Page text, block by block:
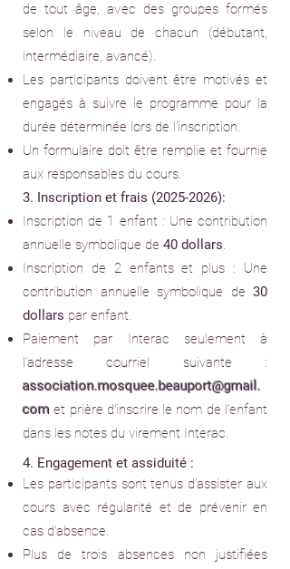
de tout âge, avec des groupes formés
selon le niveau de chacun (débutant,
intermédiaire, avancé).
Les participants doivent être motivés et
engagés à suivre le programme pour la
durée déterminée lors de l'inscription.
Un formulaire doit être remplie et fournie
aux responsables du cours.
3. Inscription et frais (2025-2026):
Inscription de 1 enfant : Une contribution
annuelle symbolique de 40 dollars.
Inscription de 2 enfants et plus : Une
contribution annuelle symbolique de 30
dollars par enfant.
Paiement par Interac seulement à
l’adresse courriel suivante :
association.mosquee.beauport@gmail.
com et prière d’inscrire le nom de l’enfant
dans les notes du virement Interac.
4. Engagement et assiduité :
Les participants sont tenus d’assister aux
cours avec régularité et de prévenir en
cas d’absence.
Plus de trois absences non justifiées